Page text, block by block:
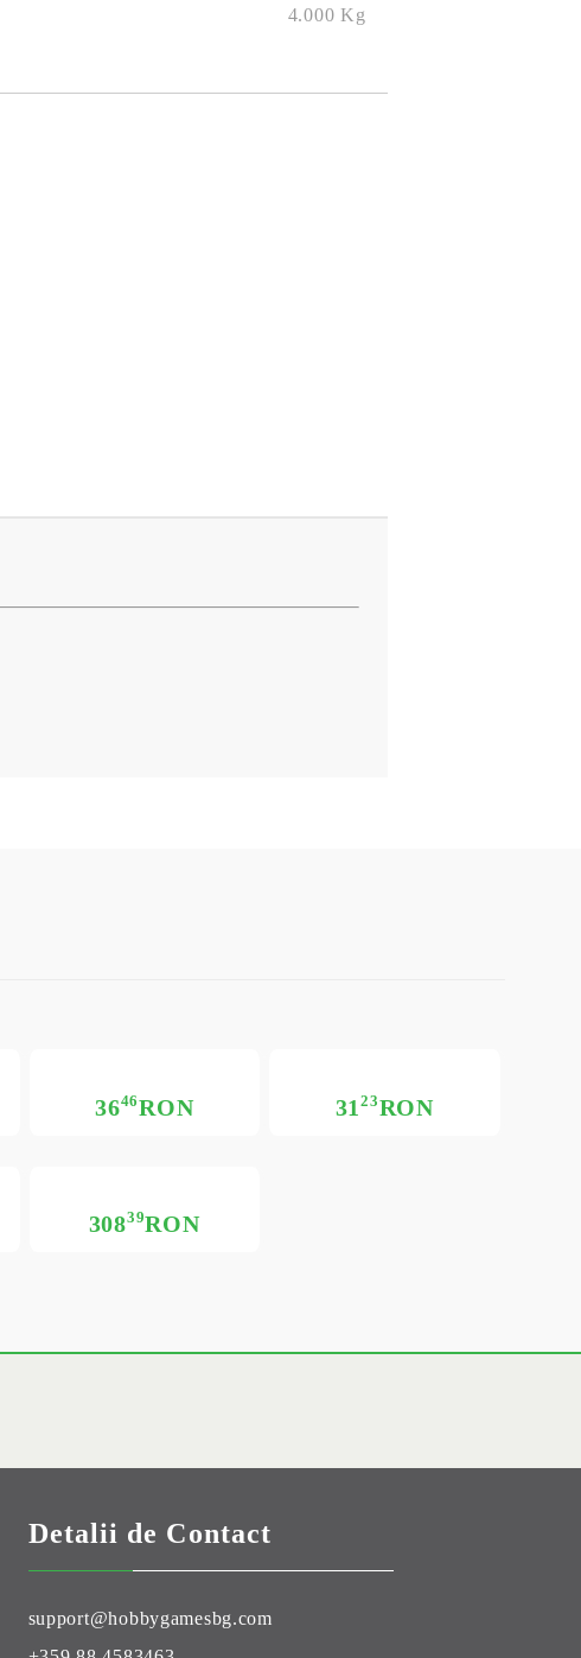
4.000 Kg
3646RON 3123RON
30839RON
Detalii de Contact
support@hobbygamesbg.com